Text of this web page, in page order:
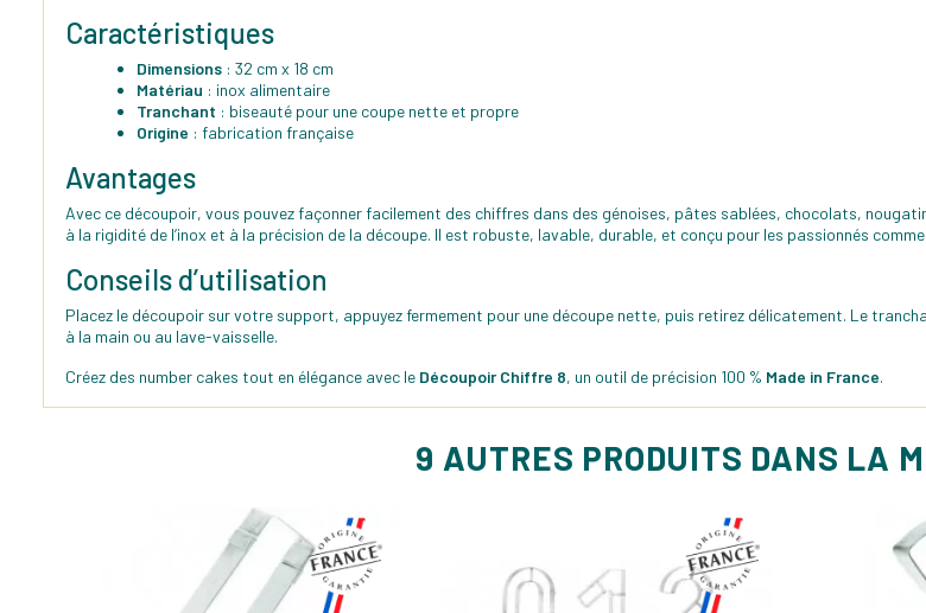
Caractéristiques
Dimensions : 32 cm x 18 cm
Matériau : inox alimentaire
Tranchant : biseauté pour une coupe nette et propre
Origine : fabrication française
Avantages
Avec ce découpoir, vous pouvez façonner facilement des chiffres dans des génoises, pâtes sablées, chocolats,
à la rigidité de l’inox et à la précision de la découpe. Il est robuste, lavable, durable, et conçu pour les passionnés
Conseils d’utilisation
Placez le découpoir sur votre support, appuyez fermement pour une découpe nette, puis retirez délicatement. Le
à la main ou au lave-vaisselle.
Créez des number cakes tout en élégance avec le Découpoir Chiffre 8, un outil de précision 100 % Made in France.
9 AUTRES PRODUITS DANS LA